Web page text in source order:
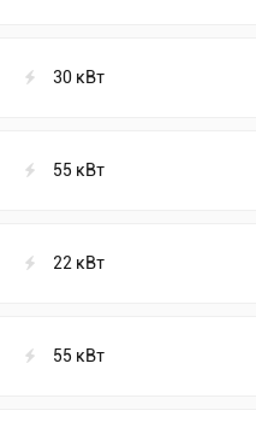
30 кВт
55 кВт
22 кВт
55 кВт